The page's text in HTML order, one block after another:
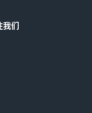
我们